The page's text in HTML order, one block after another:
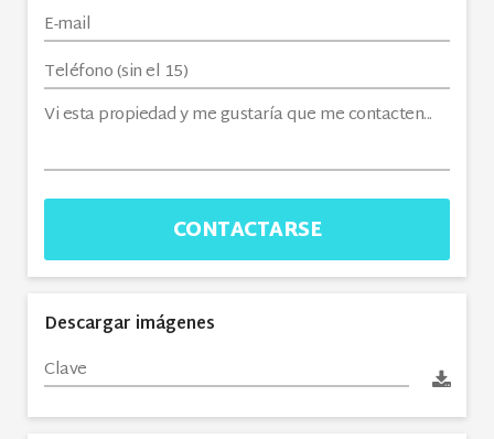
CONTACTARSE
Descargar imágenes